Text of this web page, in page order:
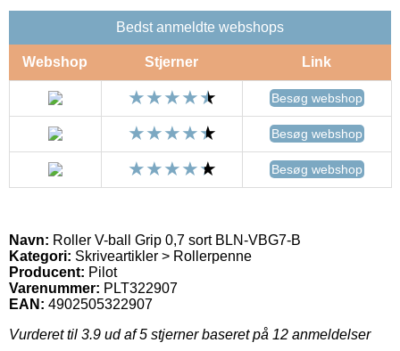
Bedst anmeldte webshops
Webshop Stjerner Link
Besøg webshop
Besøg webshop
Besøg webshop
Navn: Roller V-ball Grip 0,7 sort BLN-VBG7-B
Kategori: Skriveartikler > Rollerpenne
Producent: Pilot
Varenummer: PLT322907
EAN: 4902505322907
Vurderet til 3.9 ud af 5 stjerner baseret på 12 anmeldelser